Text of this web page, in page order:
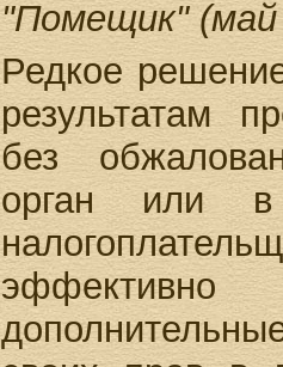
"Помещик" (май
Редкое
результатам
без
орган или